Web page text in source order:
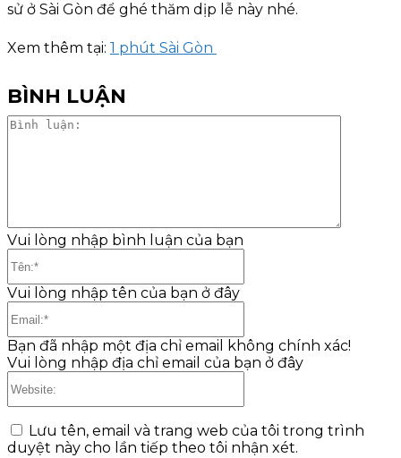
sử ở Sài Gòn để ghé thăm dịp lễ này nhé.
Xem thêm tại: 1 phút Sài Gòn
BÌNH LUẬN
Vui lòng nhập bình luận của bạn
Vui lòng nhập tên của bạn ở đây
Bạn đã nhập một địa chỉ email không chính xác!
Vui lòng nhập địa chỉ email của bạn ở đây
Lưu tên, email và trang web của tôi trong trình
duyệt này cho lần tiếp theo tôi nhận xét.